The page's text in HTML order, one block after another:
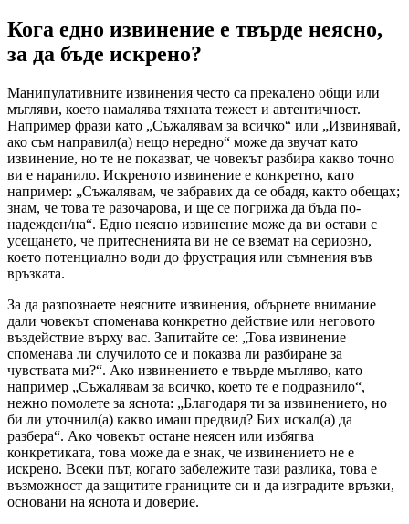
Кога едно извинение е твърде неясно,
за да бъде искрено?
Манипулативните извинения често са прекалено общи или
мъгляви, което намалява тяхната тежест и автентичност.
Например фрази като „Съжалявам за всичко“ или „Извинявай,
ако съм направил(а) нещо нередно“ може да звучат като
извинение, но те не показват, че човекът разбира какво точно
ви е наранило. Искреното извинение е конкретно, като
например: „Съжалявам, че забравих да се обадя, както обещах;
знам, че това те разочарова, и ще се погрижа да бъда по-
надежден/на“. Едно неясно извинение може да ви остави с
усещането, че притесненията ви не се вземат на сериозно,
което потенциално води до фрустрация или съмнения във
връзката.
За да разпознаете неясните извинения, обърнете внимание
дали човекът споменава конкретно действие или неговото
въздействие върху вас. Запитайте се: „Това извинение
споменава ли случилото се и показва ли разбиране за
чувствата ми?“. Ако извинението е твърде мъгляво, като
например „Съжалявам за всичко, което те е подразнило“,
нежно помолете за яснота: „Благодаря ти за извинението, но
би ли уточнил(а) какво имаш предвид? Бих искал(а) да
разбера“. Ако човекът остане неясен или избягва
конкретиката, това може да е знак, че извинението не е
искрено. Всеки път, когато забележите тази разлика, това е
възможност да защитите границите си и да изградите връзки,
основани на яснота и доверие.